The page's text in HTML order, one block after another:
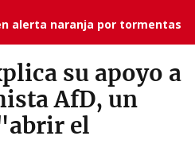
alerta naranja por tormentas
su apoyo a
AfD, un
el